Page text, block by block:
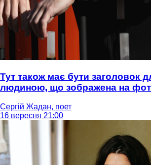
Тут також має бути заголовок
людиною, що зображена на
Сергій Жадан, поет
16 вересня 21:00